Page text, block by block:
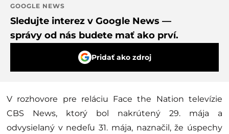
GOOGLE NEWS
Sledujte interez v Google News —
správy od nás budete mať ako prví.
Pridať ako zdroj
V rozhovore pre reláciu Face the Nation televízie
CBS News, ktorý bol nakrútený 29. mája a
odvysielaný v nedeľu 31. mája, naznačil, že úspechy